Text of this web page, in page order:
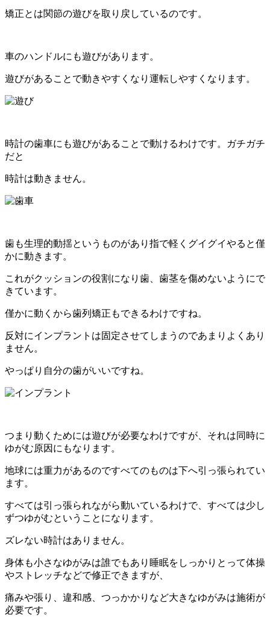
矯正とは関節の遊びを取り戻しているのです。
車のハンドルにも遊びがあります。
遊びがあることで動きやすくなり 運転しやすくなります。
時計の歯車にも遊びがあることで動けるわけです。ガチガチ
だと
時計は動きません。
歯も生理的動揺というものがあり指で軽くグイグイやると僅
かに動きます。
これがクッションの役割になり歯、歯茎を傷めないようにで
きています。
僅かに動くから歯列矯正もできるわけですね。
反対にインプラントは固定させてしまうのであまりよくあり
ません。
やっぱり自分の歯がいいですね。
つまり動くためには遊びが必要なわけですが、それは同時に
ゆがむ原因にもなります。
地球には重力があるのですべてのものは下へ引っ張られてい
ます。
すべては引っ張られながら動いているわけで、すべては少し
ずつゆがむということになります。
ズレない時計はありません。
身体も小さなゆがみは誰でもあり睡眠をしっかりとって体操
やストレッチなどで修正できますが、
痛みや張り、違和感、つっかかりなど大きなゆがみは施術が
必要です。